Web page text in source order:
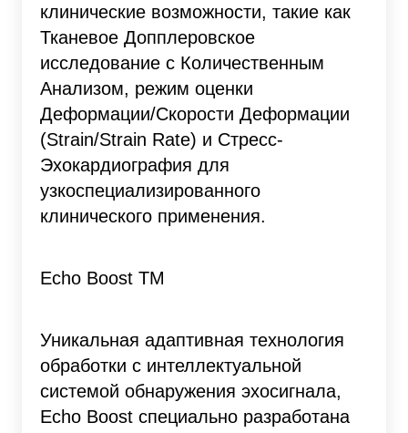
клинические возможности, такие как
Тканевое Допплеровское
исследование с Количественным
Анализом, режим оценки
Деформации/Скорости Деформации
(Strain/Strain Rate) и Стресс-
Эхокардиография для
узкоспециализированного
клинического применения.
Echo Boost TM
Уникальная адаптивная технология
обработки с интеллектуальной
системой обнаружения эхосигнала,
Echo Boost специально разработана